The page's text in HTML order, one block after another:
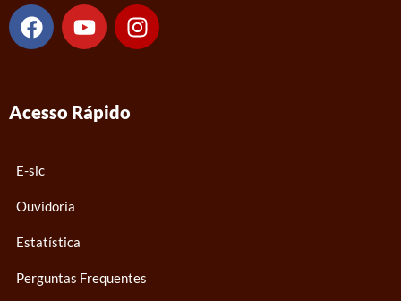
F
a
b
o
k
Y
o
u
b
I
n
Acesso Rápido
E-sic
Ouvidoria
Estatística
Perguntas Frequentes